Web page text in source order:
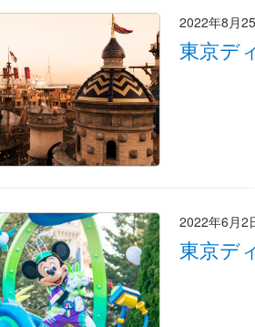
2022年8月
東京デ
2022年6月2
東京デ